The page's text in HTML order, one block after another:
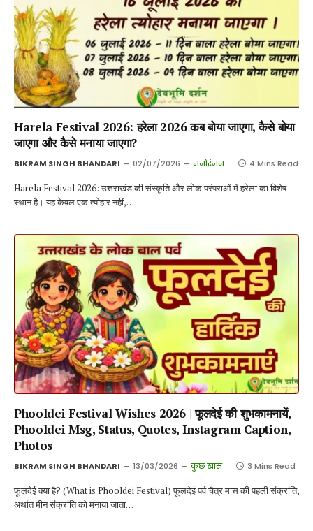
Harela Festival 2026: हरेला 2026 कब बोया जाएगा, कैसे बोया
जाएगा और कैसे मनाया जाएगा?
BIKRAM SINGH BHANDARI 02/07/2026 मनोरंजन 4 Mins Read
Harela Festival 2026: उत्तराखंड की संस्कृति और लोक परंपराओं में हरेला का विशेष
स्थान है। यह केवल एक त्योहार नहीं,…
Phooldei Festival Wishes 2026 | फूलदेई की शुभकामनायें,
Phooldei Msg, Status, Quotes, Instagram Caption,
Photos
BIKRAM SINGH BHANDARI 13/03/2026 कुछ खास 3 Mins Read
फूलदेई क्या है? (What is Phooldei Festival) फूलदेई पर्व चैत्र मास की पहली संक्रांति,
अर्थात मीन संक्रांति को मनाया जाता…